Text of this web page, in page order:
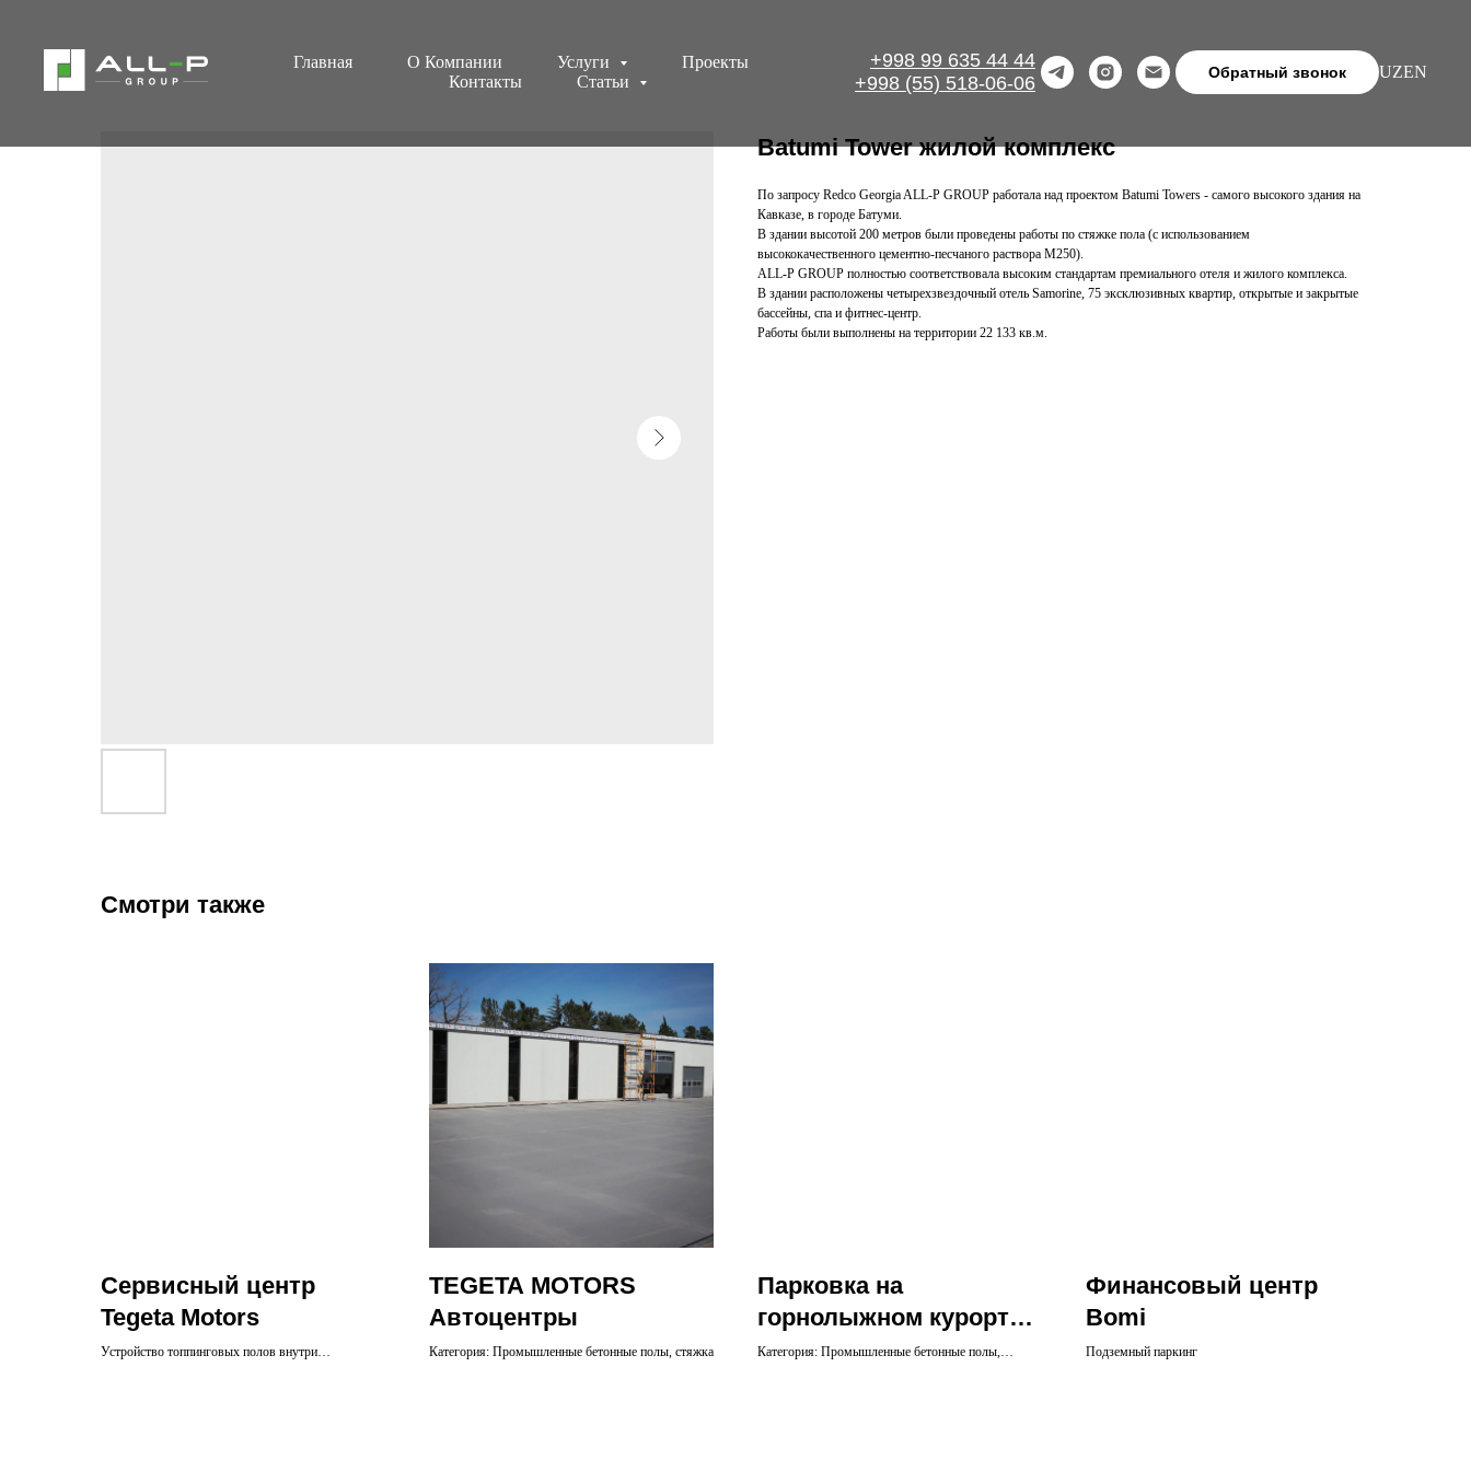
Главная О Компании Услуги
Проекты
Контакты
Статьи
+998 99 635 44 44
+998 (55) 518-06-06
Обратный звонок UZEN
Batumi Tower жилой комплекс
По запросу Redco Georgia ALL-P GROUP работала над проектом Batumi Towers - самого высокого здания на
Кавказе, в городе Батуми.
В здании высотой 200 метров были проведены работы по стяжке пола (с использованием
высококачественного цементно-песчаного раствора M250).
ALL-P GROUP полностью соответствовала высоким стандартам премиального отеля и жилого комплекса.
В здании расположены четырехзвездочный отель Samorine, 75 эксклюзивных квартир, открытые и закрытые
бассейны, спа и фитнес-центр.
Работы были выполнены на территории 22 133 кв.м.
Смотри также
Сервисный центр
Tegeta Motors
Устройство топпинговых полов внутри
TEGETA MOTORS
Автоцентры
Категория: Промышленные бетонные полы, стяжка
Парковка на
горнолыжном курорте
Гудаури
Категория: Промышленные бетонные полы,
Финансовый центр
Bomi
Подземный паркинг